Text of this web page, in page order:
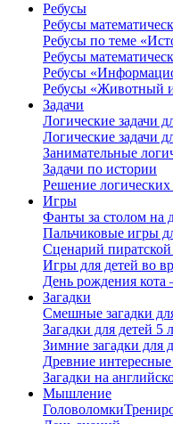
Ребусы
Ребусы
Ребусы по теме
Ребусы
Ребусы
Ребусы «Животный
Задачи
Логические задачи
Логические задачи
Занимательные
Задачи по истории
Решение логических
Игры
Фанты за столом на
Пальчиковые игры
Сценарий
Игры для детей во
День рождения кота
Загадки
Смешные загадки
Загадки для детей 5
Зимние загадки для
Древние
Загадки на
Мышление
Головоломки